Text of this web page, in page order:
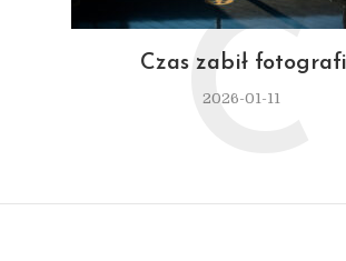
Czas zabił
2026-01-11
C